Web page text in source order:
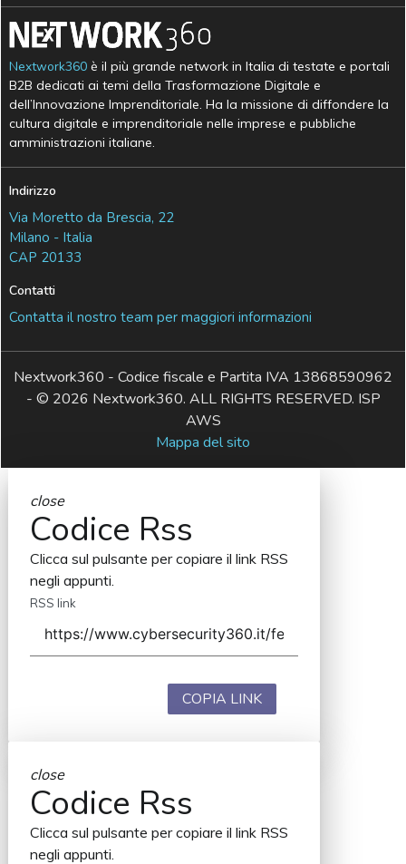
Nextwork360 è il più grande network in Italia di testate e portali
B2B dedicati ai temi della Trasformazione Digitale e
dell’Innovazione Imprenditoriale. Ha la missione di diffondere la
cultura digitale e imprenditoriale nelle imprese e pubbliche
amministrazioni italiane.
Indirizzo
Via Moretto da Brescia, 22
Milano - Italia
CAP 20133
Contatti
Contatta il nostro team per maggiori informazioni
Nextwork360 - Codice fiscale e Partita IVA 13868590962
- © 2026 Nextwork360. ALL RIGHTS RESERVED. ISP
AWS
Mappa del sito
close
Codice Rss
Clicca sul pulsante per copiare il link RSS
negli appunti.
RSS link
COPIA LINK
close
Codice Rss
Clicca sul pulsante per copiare il link RSS
negli appunti.